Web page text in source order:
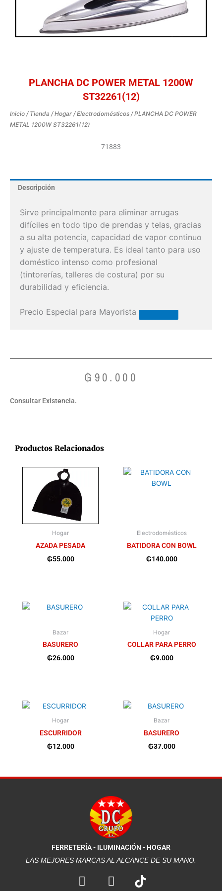
PLANCHA DC POWER METAL 1200W
ST32261(12)
Inicio / Tienda /Hogar /Electrodomésticos / PLANCHA DC POWER
METAL 1200W ST32261(12)
71883
Descripción
Sirve principalmente para eliminar arrugas
difíciles en todo tipo de prendas y telas, gracias
a su alta potencia, capacidad de vapor continuo
y ajuste de temperatura. Es ideal tanto para uso
doméstico intenso como profesional
(tintorerías, talleres de costura) por su
durabilidad y eficiencia.
Precio Especial para Mayorista
₲ 90.000
Consultar Existencia.
Productos Relacionados
Hogar
AZADA PESADA
₲55.000
Electrodomésticos
BATIDORA CON BOWL
₲140.000
Bazar
BASURERO
₲26.000
Hogar
COLLAR PARA PERRO
₲9.000
Hogar
ESCURRIDOR
₲12.000
Bazar
BASURERO
₲37.000
FERRETERÍA - ILUMINACIÓN - HOGAR
LAS MEJORES MARCAS AL ALCANCE DE SU MANO.
F
a
I
n